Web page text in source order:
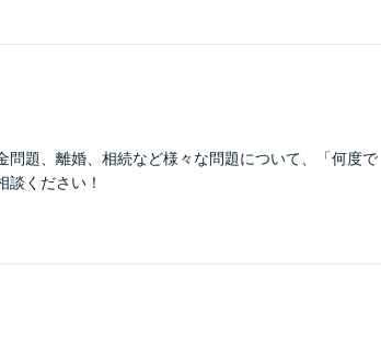
問題、離婚、相続など様々な問題について、「何度で
談ください！